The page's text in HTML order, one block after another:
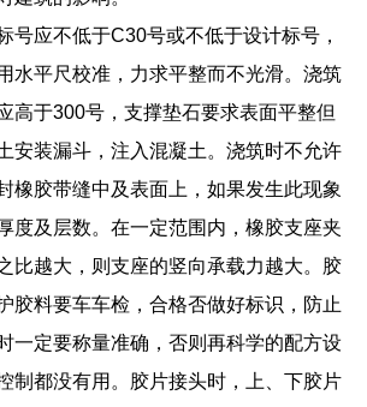
号应不低于C30号或不低于设计标号，
水平尺校准，力求平整而不光滑。浇筑
高于300号，支撑垫石要求表面平整但
安装漏斗，注入混凝土。浇筑时不允许
橡胶带缝中及表面上，如果发生此现象
度及层数。在一定范围内，橡胶支座夹
比越大，则支座的竖向承载力越大。胶
胶料要车车检，合格否做好标识，防止
一定要称量准确，否则再科学的配方设
制都没有用。胶片接头时，上、下胶片